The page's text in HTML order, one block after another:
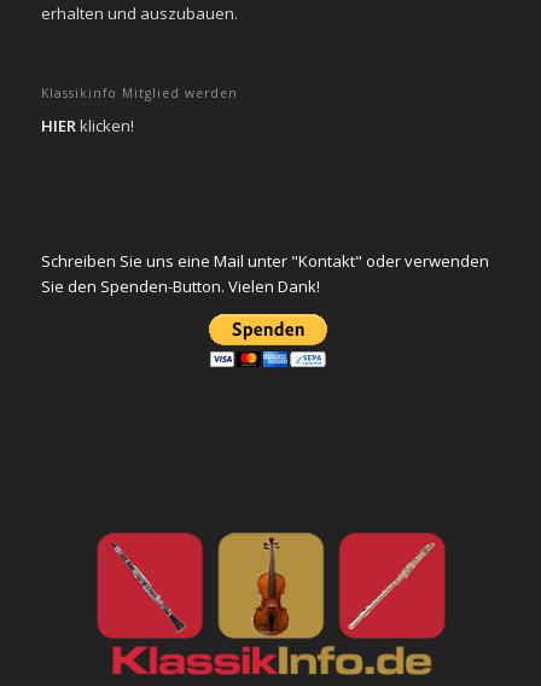
erhalten und auszubauen.
Klassikinfo Mitglied werden
HIERklicken!
Schreiben Sie uns eine Mail unter "Kontakt" oder verwenden
Sie den Spenden-Button. Vielen Dank!